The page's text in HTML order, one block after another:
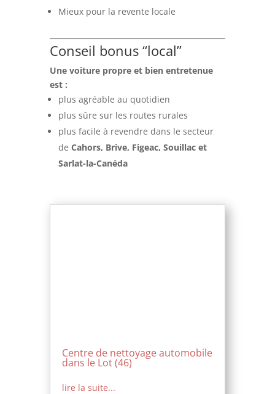
Mieux pour la revente locale
Conseil bonus “local”
Une voiture propre et bien entretenue
est :
plus agréable au quotidien
plus sûre sur les routes rurales
plus facile à revendre dans le secteur
de Cahors, Brive, Figeac, Souillac et
Sarlat-la-Canéda
Centre de nettoyage automobile
dans le Lot (46)
lire la suite...